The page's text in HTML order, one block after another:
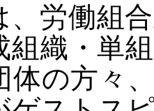
、労働組
組織・単
体の方々